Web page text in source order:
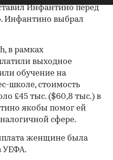
Инфантино перед
Инфантино выбрал
в рамках
выходное
обучение на
школе, стоимость
£45 тыс. ($60,8 тыс.) в
якобы помог ей
сфере.
женщине была
УЕФА.